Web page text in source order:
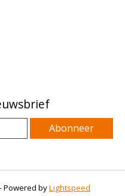
Abonneer
Powered byLightspeed